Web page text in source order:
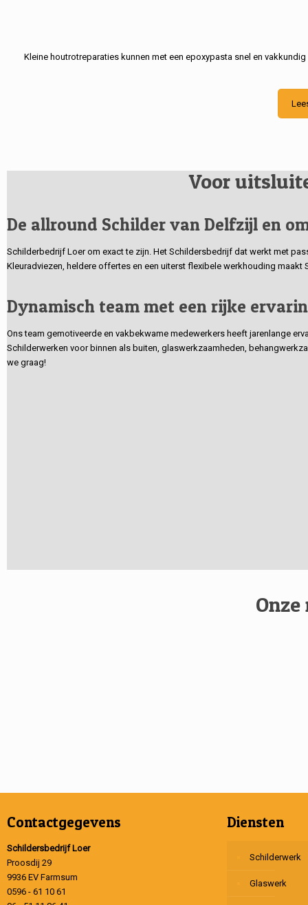
Kleine houtrotreparaties kunnen met een epoxypasta snel en
Voor
De allround Schilder van Delfzijl en
Schilderbedrijf Loer om exact te zijn. Het Schildersbedrijf dat werkt met
Kleuradviezen, heldere offertes en een uiterst flexibele werkhouding
Dynamisch team met een rijke
Ons team gemotiveerde en vakbekwame medewerkers heeft jarenlange
Schilderwerken voor binnen als buiten, glaswerkzaamheden,
we graag!
Contactgegevens
Schildersbedrijf Loer
Proosdij 29
9936 EV Farmsum
0596 - 61 10 61
Diensten
Schilderwerk
Glaswerk